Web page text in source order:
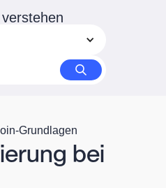
Grundlagen
bei